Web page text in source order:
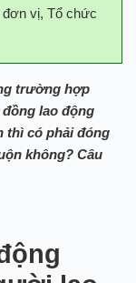
vị, Tổ chức
trường hợp
lao động
thì có phải đóng
không? Câu